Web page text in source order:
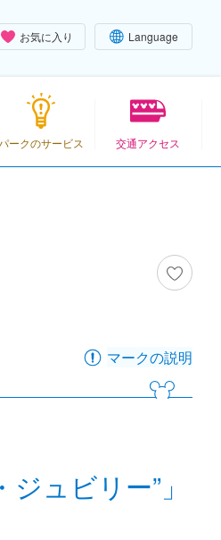
お気に入り Language
ークのサービス 交通アクセス
マークの説明
ュビリー”」